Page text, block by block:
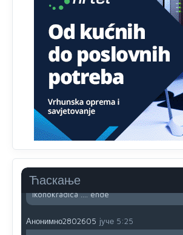
Ћаскање
Sto bogatiji-to skrtiji,sto tisi-to
gluplji,sto ljepsi-to razmazaniji,sto
iskreniji,sto jaci- to bezdusniji,sto sladji
veci prevarant...
Анонимно2802132
Mnogi nesposobni ljudi su daleko
nesposoban može raditi sve. Sposobni
što znaju.
....i onda su na tenkovima NATO pakta, na
jedna baba i jedan švercer dezerter ratni
ikonokradica .... ende
Анонимно2802605 јуче 5:25